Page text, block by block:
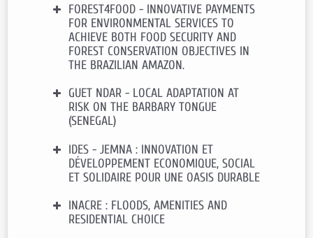
collaborative : SUEZ, le LyRE, Pôle
Acteurs & Usages)
Durée: 2021 – 2023
Contact CEE-M:Sébastien ROUSSEL
etLisette IBANEZ
Financement : Cultiver et protéger les
cultures différemment
Durée: 2021-2027
Contact CEE-M:Julie
(Coordinatrice)
FOREST4FOOD - INNOVATIVE PAYMENTS
FOR ENVIRONMENTAL SERVICES TO
ACHIEVE BOTH FOOD SECURITY AND
FOREST CONSERVATION OBJECTIVES IN
THE BRAZILIAN AMAZON.
Financement: MUSE I-SITE
Durée : 2020 – 2023
Contact CEE-M :
GUET NDAR - LOCAL ADAPTATION AT
RISK ON THE BARBARY TONGUE
(SENEGAL)
Financement : Key-Initiative MUSE
Sea & Coast
Durée: 2018 –
Contact CEE-M : Marc WILLINGER
IDES - JEMNA : INNOVATION ET
DÉVELOPPEMENT ECONOMIQUE, SOCIAL
ET SOLIDAIRE POUR UNE OASIS DURABLE
Financement: IRESA (Tunisie)
Durée : 2021-2025
INACRE : FLOODS, AMENITIES AND
RESIDENTIAL CHOICE